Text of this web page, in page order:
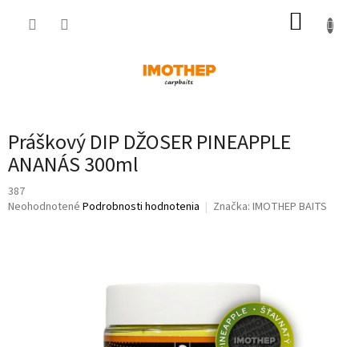
Práškový DIP DŽOSER PINEAPPLE
ANANÁS 300ml
387
Priemerné
Neohodnotené Podrobnosti hodnotenia Značka: IMOTHEP BAITS